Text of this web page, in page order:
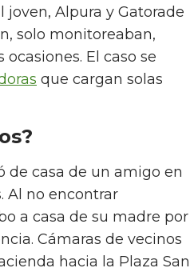
Alpura y Gatorade
solo monitoreaban,
El caso se
que cargan solas
de casa de un amigo en
Al no encontrar
a casa de su madre por
Cámaras de vecinos
hacia la Plaza San